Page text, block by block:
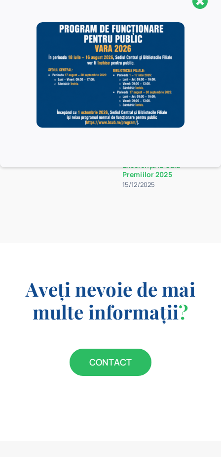
Anunțuri similare
Noaptea Muzeelor 2026
Comunicat de presă:
Excelență la Gala
Premiilor 2025
15/12/2025
Aveți nevoie de mai
multe informații?
CONTACT